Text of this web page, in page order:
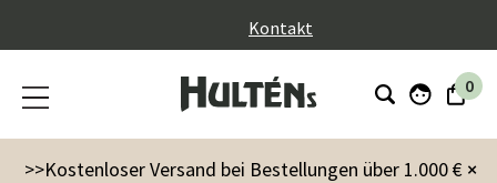
Kontakt
0
×
>>Kostenloser Versand bei Bestellungen über 1.000 €
Markenzeichen Weber Grillabdeckung